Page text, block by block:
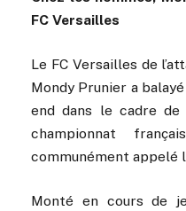
FC Versailles
Le FC Versailles de
Mondy Prunier a
end dans le cadre de
championnat
communément appelé
Monté en cours de